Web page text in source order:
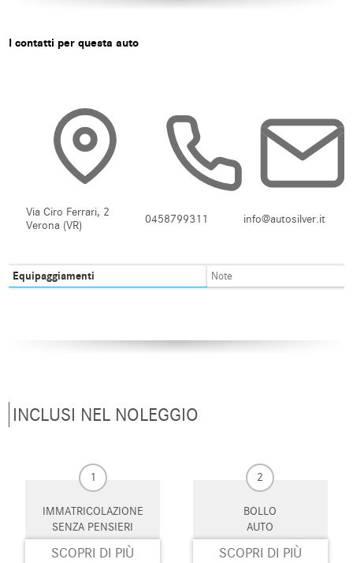
I contatti per questa auto
Via Ciro Ferrari, 2
Verona (VR)
0458799311 info@autosilver.it
Equipaggiamenti Note
INCLUSI NEL NOLEGGIO
1
IMMATRICOLAZIONE
SENZA PENSIERI
SCOPRI DI PIÙ
2
BOLLO
AUTO
SCOPRI DI PIÙ